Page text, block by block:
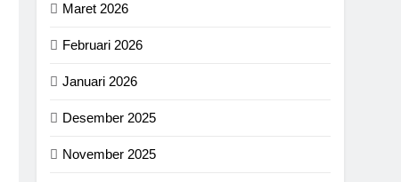
Maret 2026
Februari 2026
Januari 2026
Desember 2025
November 2025